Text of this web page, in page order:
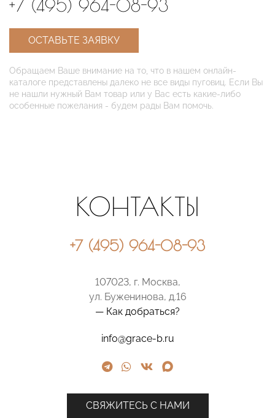
+7 (495) 964-08-93
ОСТАВЬТЕ ЗАЯВКУ
Обращаем Ваше внимание на то, что в нашем онлайн-
каталоге представлены далеко не все виды пуговиц. Если Вы
не нашли нужный Вам товар или у Вас есть какие-либо
особенные пожелания - будем рады Вам помочь.
КОНТАКТЫ
+7 (495) 964-08-93
107023, г. Москва,
ул. Буженинова, д.16
— Как добраться?
info@grace-b.ru
СВЯЖИТЕСЬ С НАМИ